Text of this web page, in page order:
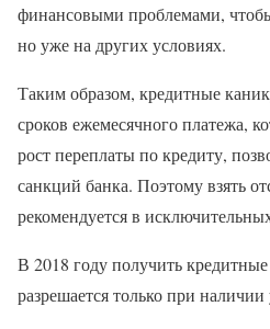
финансовыми проблемами,
но уже на других условиях.
Таким образом, кредитные
сроков ежемесячного платежа,
рост переплаты по кредиту,
санкций банка. Поэтому взять
рекомендуется в
В 2018 году получить
разрешается только при